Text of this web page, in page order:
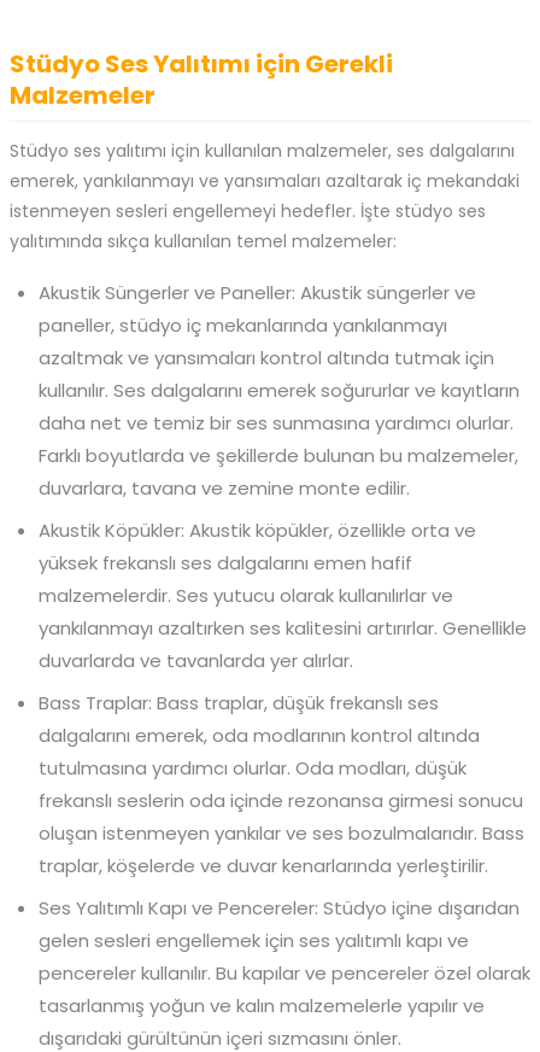
Stüdyo Ses Yalıtımı için Gerekli
Malzemeler
Stüdyo ses yalıtımı için kullanılan malzemeler, ses dalgalarını
emerek, yankılanmayı ve yansımaları azaltarak iç mekandaki
istenmeyen sesleri engellemeyi hedefler. İşte stüdyo ses
yalıtımında sıkça kullanılan temel malzemeler:
Akustik Süngerler ve Paneller: Akustik süngerler ve
paneller, stüdyo iç mekanlarında yankılanmayı
azaltmak ve yansımaları kontrol altında tutmak için
kullanılır. Ses dalgalarını emerek soğururlar ve kayıtların
daha net ve temiz bir ses sunmasına yardımcı olurlar.
Farklı boyutlarda ve şekillerde bulunan bu malzemeler,
duvarlara, tavana ve zemine monte edilir.
Akustik Köpükler: Akustik köpükler, özellikle orta ve
yüksek frekanslı ses dalgalarını emen hafif
malzemelerdir. Ses yutucu olarak kullanılırlar ve
yankılanmayı azaltırken ses kalitesini artırırlar. Genellikle
duvarlarda ve tavanlarda yer alırlar.
Bass Traplar: Bass traplar, düşük frekanslı ses
dalgalarını emerek, oda modlarının kontrol altında
tutulmasına yardımcı olurlar. Oda modları, düşük
frekanslı seslerin oda içinde rezonansa girmesi sonucu
oluşan istenmeyen yankılar ve ses bozulmalarıdır. Bass
traplar, köşelerde ve duvar kenarlarında yerleştirilir.
Ses Yalıtımlı Kapı ve Pencereler: Stüdyo içine dışarıdan
gelen sesleri engellemek için ses yalıtımlı kapı ve
pencereler kullanılır. Bu kapılar ve pencereler özel olarak
tasarlanmış yoğun ve kalın malzemelerle yapılır ve
dışarıdaki gürültünün içeri sızmasını önler.